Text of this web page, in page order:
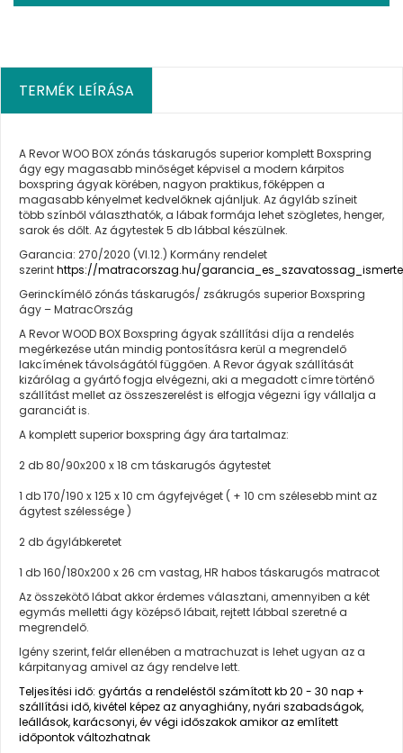
TERMÉK LEÍRÁSA
A Revor WOO BOX zónás táskarugós superior komplett Boxspring
ágy egy magasabb minőséget képvisel a modern kárpitos
boxspring ágyak körében, nagyon praktikus, főképpen a
magasabb kényelmet kedvelőknek ajánljuk. Az ágyláb színeit
több színből választhatók, a lábak formája lehet szögletes, henger,
sarok és dőlt. Az ágytestek 5 db lábbal készülnek.
Garancia: 270/2020 (VI.12.) Kormány rendelet
szerinthttps://matracorszag.hu/
Gerinckímélő zónás táskarugós/ zsákrugós superior Boxspring
ágy – MatracOrszág
A Revor WOOD BOX Boxspring ágyak szállítási díja a rendelés
megérkezése után mindig pontosításra kerül a megrendelő
lakcímének távolságától függően. A Revor ágyak szállítását
kizárólag a gyártó fogja elvégezni, aki a megadott címre történő
szállítást mellet az összeszerelést is elfogja végezni így vállalja a
garanciát is.
A komplett superior boxspring ágy ára tartalmaz:
2 db 80/90x200 x 18 cm táskarugós ágytestet
1 db 170/190 x 125 x 10 cm ágyfejvéget ( + 10 cm szélesebb mint az
ágytest szélessége )
2 db ágylábkeretet
1 db 160/180x200 x 26 cm vastag, HR habos táskarugós matracot
Az összekötő lábat akkor érdemes választani, amennyiben a két
egymás melletti ágy középső lábait, rejtett lábbal szeretné a
megrendelő.
Igény szerint, felár ellenében a matrachuzat is lehet ugyan az a
kárpitanyag amivel az ágy rendelve lett.
Teljesítési idő: gyártás a rendeléstől számított kb 20 - 30 nap +
szállítási idő, kivétel képez az anyaghiány, nyári szabadságok,
leállások, karácsonyi, év végi időszakok amikor az említett
időpontok változhatnak